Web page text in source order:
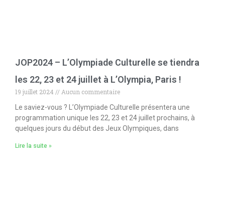
JOP2024 – L’Olympiade Culturelle se tiendra
les 22, 23 et 24 juillet à L’Olympia, Paris !
19 juillet 2024
Aucun commentaire
Le saviez-vous ? L’Olympiade Culturelle présentera une
programmation unique les 22, 23 et 24 juillet prochains, à
quelques jours du début des Jeux Olympiques, dans
Lire la suite »